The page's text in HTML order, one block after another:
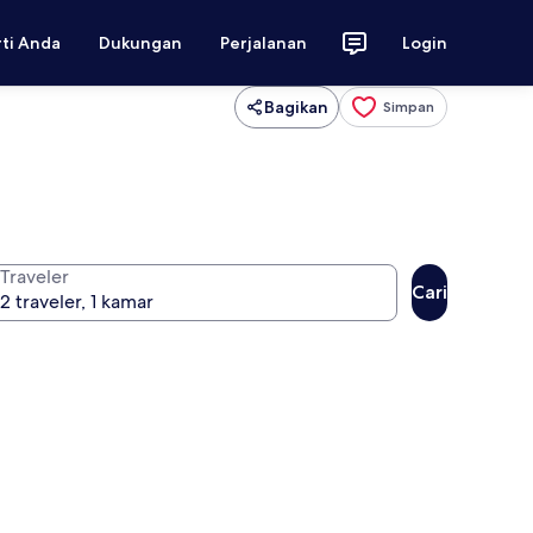
Anda Dukungan Perjalanan Login
Bagikan Simpan
Traveler
Cari